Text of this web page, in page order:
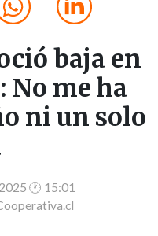
baja en
No me ha
ni un solo
🕐 15:01